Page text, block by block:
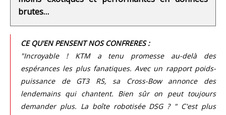
brutes…
CE QU'EN PENSENT NOS CONFRERES :
"Incroyable ! KTM a tenu promesse au-delà des
espérances les plus fanatiques. Avec un rapport poids-
puissance de GT3 RS, sa Cross-Bow annonce des
lendemains qui chantent. Bien sûr on peut toujours
demander plus. La boîte robotisée DSG ? " C'est plus